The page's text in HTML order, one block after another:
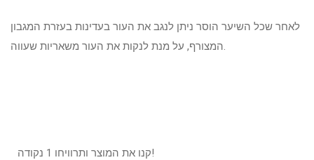
לאחר שכל השיער הוסר ניתן לנגב את העור בעדינות בעזרת המגבון
קנו את המוצר ותרוויחו 1 נקודה!